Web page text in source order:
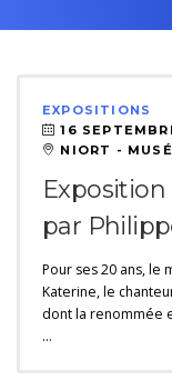
EXPOSITIONS
16
NIORT -
par
Pour ses 20 ans, le
Katerine, le
dont la renommée
…